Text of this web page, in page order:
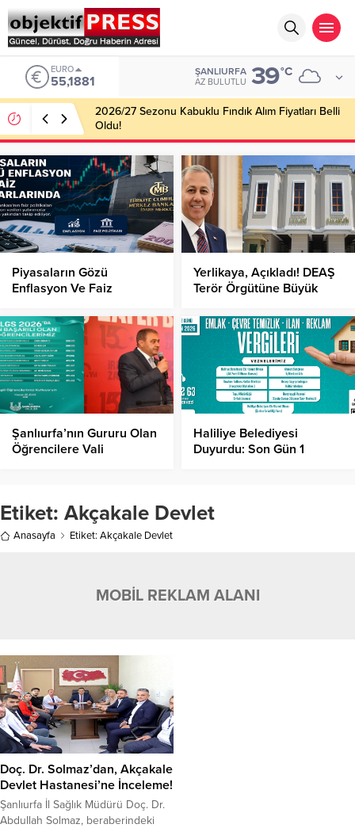
EURO
55,1881
ŞANLIURFA
AZ BULUTLU 39°C
2026/27 Sezonu Kabuklu Fındık Alım Fiyatları Belli
Oldu!
Piyasaların Gözü
Enflasyon Ve Faiz
Yerlikaya, Açıkladı! DEAŞ
Terör Örgütüne Büyük
Şanlıurfa’nın Gururu Olan
Öğrencilere Vali
Haliliye Belediyesi
Duyurdu: Son Gün 1
Etiket: Akçakale Devlet
Anasayfa Etiket: Akçakale Devlet
MOBİL REKLAM ALANI
Doç. Dr. Solmaz’dan, Akçakale
Devlet Hastanesi’ne İnceleme!
Şanlıurfa İl Sağlık Müdürü Doç. Dr.
Abdullah Solmaz, beraberindeki